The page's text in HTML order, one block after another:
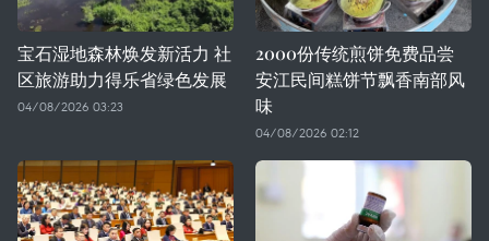
宝石湿地森林焕发新活力 社
区旅游助力得乐省绿色发展
04/08/2026 03:23
2000份传统煎饼免费品尝
安江民间糕饼节飘香南部风
味
04/08/2026 02:12